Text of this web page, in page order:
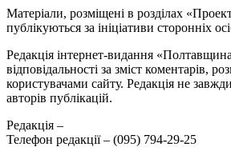
Матеріали, розміщені в розділах
публікуються за ініціативи сторонніх
Редакція інтернет-видання
відповідальності за зміст коментарів,
користувачами сайту. Редакція не
авторів публікацій.
Редакція –
Телефон редакції – (095) 794-29-25